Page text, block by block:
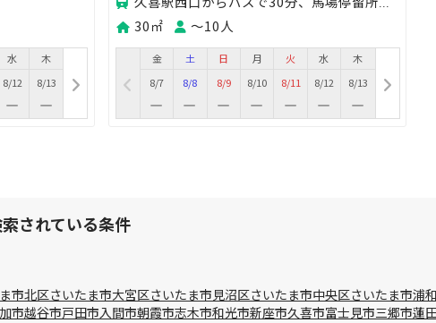
水
8/12
木
8/13
30㎡ 〜10人
金
8/7
土
8/8
日
8/9
月
8/10
火
8/11
水
8/12
木
8/13
されている条件
市北区さいたま市大宮区さいたま市見沼区さいたま市中央区さいたま市浦
市越谷市戸田市入間市朝霞市志木市和光市新座市久喜市富士見市三郷市蓮